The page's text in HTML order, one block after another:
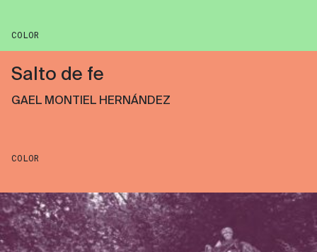
COLOR
Salto de fe
GAEL MONTIEL HERNÁNDEZ
COLOR